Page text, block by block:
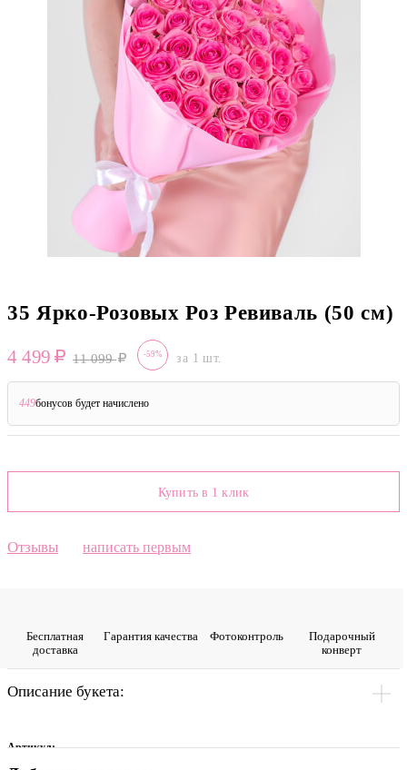
35 Ярко-Розовых Роз Ревиваль (50 см)
4 499 11 099 -59% за 1 шт.
449бонусов будет начислено
Купить в 1 клик
Отзывы написать первым
Бесплатная
доставка
Гарантия качества Фото­контроль
Подарочный
конверт
Описание букета:
Артикул: